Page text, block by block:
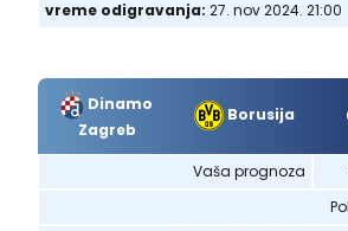
vreme odigravanja: 27. nov 2024. 21:00
Dinamo
Zagreb
Borusija
Vaša prognoza